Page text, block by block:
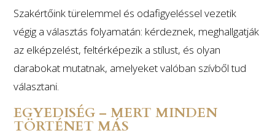
Szakértőink türelemmel és odafigyeléssel vezetik
végig a választás folyamatán: kérdeznek, meghallgatják
az elképzelést, feltérképezik a stílust, és olyan
darabokat mutatnak, amelyeket valóban szívből tud
választani.
EGYEDISÉG – MERT MINDEN
TÖRTÉNET MÁS